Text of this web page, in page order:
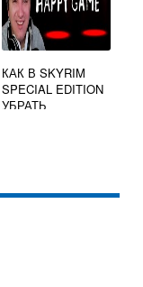
КАК В SKYRIM
SPECIAL EDITION
УБРАТЬ